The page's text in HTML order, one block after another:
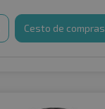
Cesto de compras